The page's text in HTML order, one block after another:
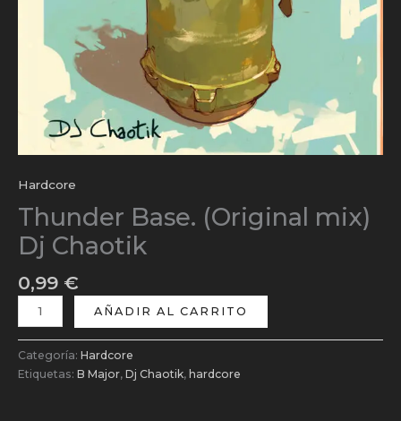
Hardcore
Thunder Base. (Original mix)
Dj Chaotik
0,99 €
AÑADIR AL CARRITO
Categoría: Hardcore
Etiquetas: B Major, Dj Chaotik, hardcore